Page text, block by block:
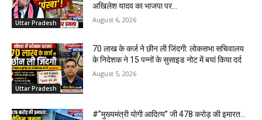
Uttar Pradesh
अखिलेश यादव का भाजपा पर...
August 6, 2026
Uttar Pradesh
70 लाख के कर्ज ने छीन ली जिंदगी: लोकसभा सचिवालय
के निदेशक ने 15 पन्नों के सुसाइड नोट में बयां किया दर्द
August 5, 2026
#”मुख्यमंत्री योगी आदित्य” जी 478 करोड़ की इमारत…